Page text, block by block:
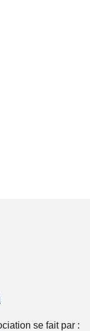
se fait par :